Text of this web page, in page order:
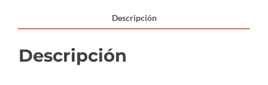
Descripción
Descripción